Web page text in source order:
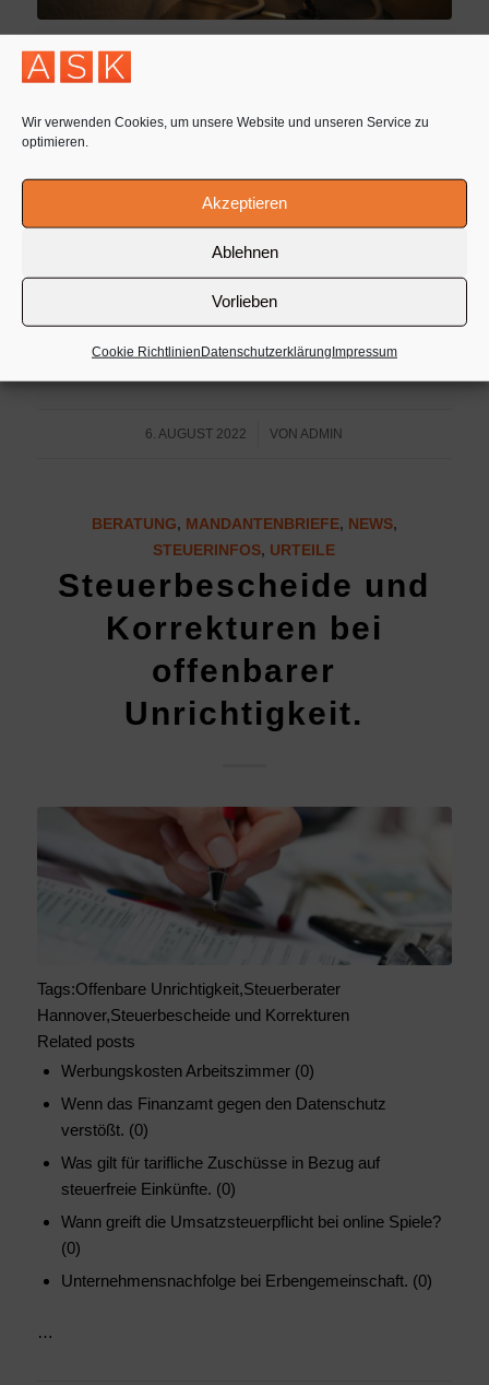
Wir verwenden Cookies, um unsere Website und unseren Service zu
optimieren.
Akzeptieren
Ablehnen
Vorlieben
Cookie RichtlinienDatenschutzerklärungImpressum
Related posts
Wenn das Finanzamt gegen den Datenschutz
Wann greift die Umsatzsteuerpflicht bei online Spiele?
(0)
Unternehmensnachfolge bei Erbengemeinschaft. (0)
6. AUGUST 2022
/ VONADMIN
BERATUNG, MANDANTENBRIEFE, NEWS,
STEUERINFOS, URTEILE
Steuerbescheide und
Korrekturen bei
offenbarer
Unrichtigkeit.
Tags:Offenbare Unrichtigkeit,Steuerberater
Hannover,Steuerbescheide und Korrekturen
Related posts
Werbungskosten Arbeitszimmer (0)
Wenn das Finanzamt gegen den Datenschutz
verstößt. (0)
Was gilt für tarifliche Zuschüsse in Bezug auf
steuerfreie Einkünfte. (0)
Wann greift die Umsatzsteuerpflicht bei online Spiele?
(0)
Unternehmensnachfolge bei Erbengemeinschaft. (0)
…